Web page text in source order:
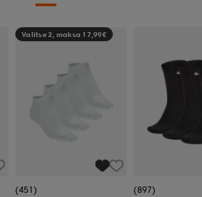
Valitse 2, maksa 17,99€
(451)
(897)